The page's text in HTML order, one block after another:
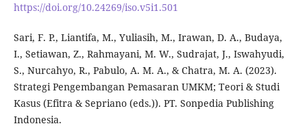
https://doi.org/10.24269/iso.v5i1.501
Sari, F. P., Liantifa, M., Yuliasih, M., Irawan, D. A., Budaya,
I., Setiawan, Z., Rahmayani, M. W., Sudrajat, J., Iswahyudi,
S., Nurcahyo, R., Pabulo, A. M. A., & Chatra, M. A. (2023).
Strategi Pengembangan Pemasaran UMKM; Teori & Studi
Kasus (Efitra & Sepriano (eds.)). PT. Sonpedia Publishing
Indonesia.